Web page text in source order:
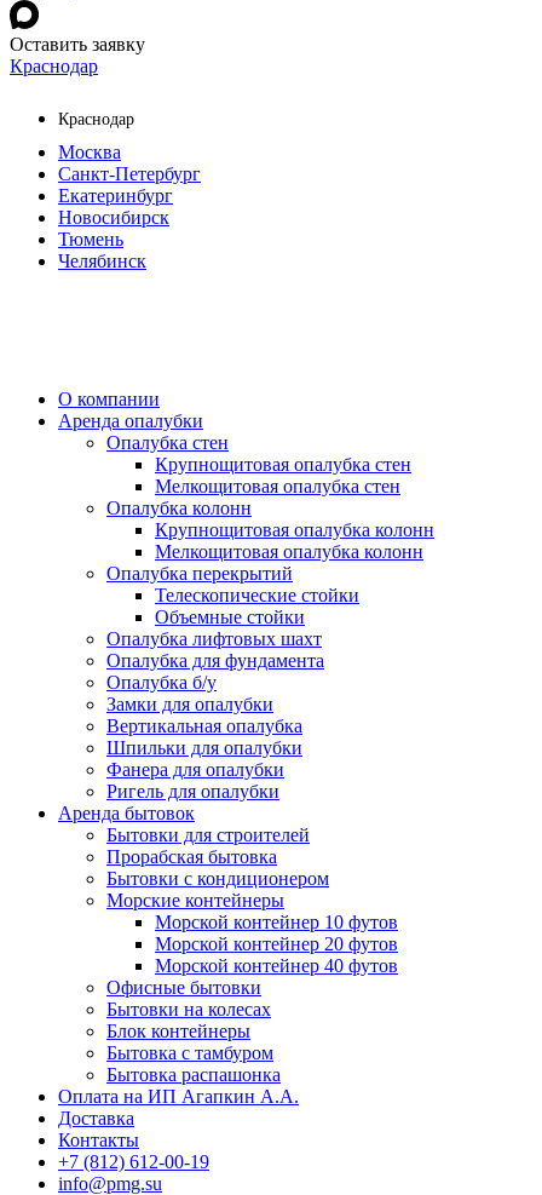
Оставить заявку
Краснодар
Краснодар
Москва
Санкт-Петербург
Екатеринбург
Новосибирск
Тюмень
Челябинск
О компании
Аренда опалубки
Опалубка стен
Крупнощитовая опалубка стен
Мелкощитовая опалубка стен
Опалубка колонн
Крупнощитовая опалубка колонн
Мелкощитовая опалубка колонн
Опалубка перекрытий
Телескопические стойки
Объемные стойки
Опалубка лифтовых шахт
Опалубка для фундамента
Опалубка б/у
Замки для опалубки
Вертикальная опалубка
Шпильки для опалубки
Фанера для опалубки
Ригель для опалубки
Аренда бытовок
Бытовки для строителей
Прорабская бытовка
Бытовки с кондиционером
Морские контейнеры
Морской контейнер 10 футов
Морской контейнер 20 футов
Морской контейнер 40 футов
Офисные бытовки
Бытовки на колесах
Блок контейнеры
Бытовка с тамбуром
Бытовка распашонка
Оплата на ИП Агапкин А.А.
Доставка
Контакты
+7 (812) 612-00-19
info@pmg.su